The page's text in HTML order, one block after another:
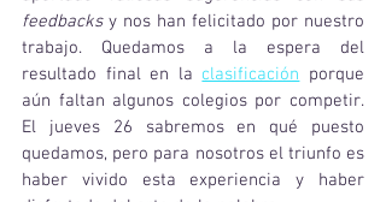
feedbacks y nos han felicitado por nuestro
trabajo. Quedamos a la espera del
resultado final en la clasificación porque
aún faltan algunos colegios por competir.
El jueves 26 sabremos en qué puesto
quedamos, pero para nosotros el triunfo es
haber vivido esta experiencia y haber